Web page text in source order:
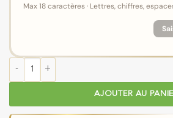
Max 18 caractères · Lettres, chiffres,
quantité de Sommelier Laguiole en
AJOUTER AU